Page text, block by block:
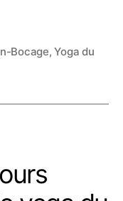
Bocage,Yoga du